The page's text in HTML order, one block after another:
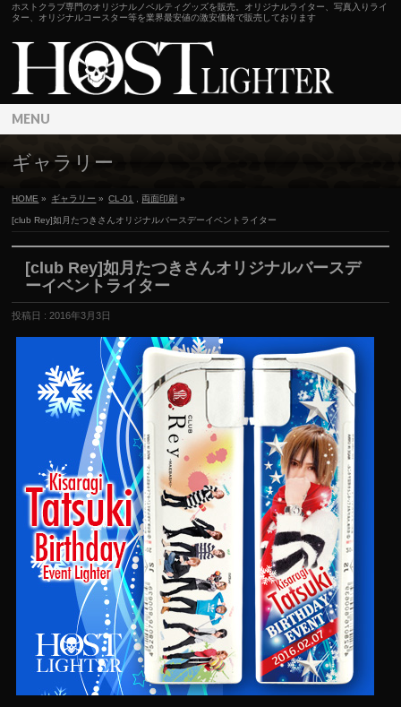
ホストクラブ専門のオリジナルノベルティグッズを販売。オリジナルライター、写真入りライ
ター、オリジナルコースター等を業界最安値の激安価格で販売しております
MENU
ギャラリー
HOME » ギャラリー » CL-01 ,両面印刷 »
[club Rey]如月たつきさんオリジナルバースデーイベントライター
[club Rey]如月たつきさんオリジナルバースデ
ーイベントライター
投稿日 : 2016年3月3日